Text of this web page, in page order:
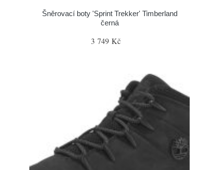
Šněrovací boty 'Sprint Trekker' Timberland
černá
3 749 Kč